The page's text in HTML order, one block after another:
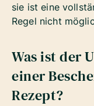
sie ist eine
Regel nicht
Was ist der
einer
Rezept?